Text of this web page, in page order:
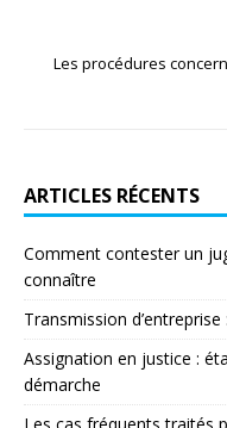
Les procédures
ARTICLES RÉCENTS
Comment contester un
connaître
Transmission
Assignation en justice :
démarche